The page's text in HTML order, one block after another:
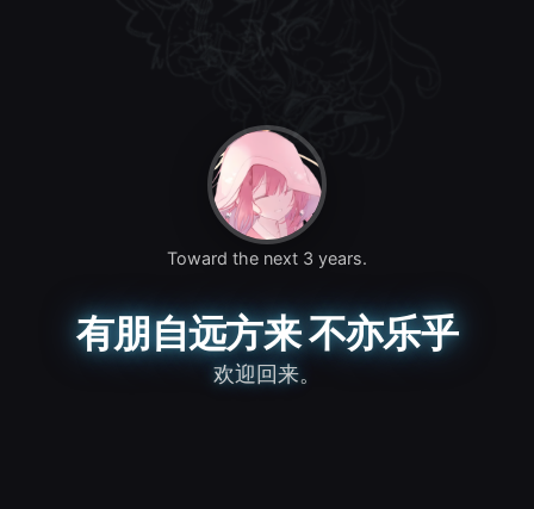
Toward the next 3 years.
有朋自远方来 不亦乐乎
欢迎回来。